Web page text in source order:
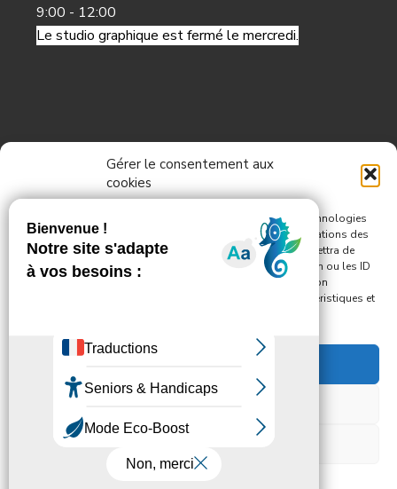
Gérer le consentement aux
cookies
Pour offrir les meilleures expériences, nous utilisons des technologies
telles que les cookies pour stocker et/ou accéder aux informations des
appareils. Le fait de consentir à ces technologies nous permettra de
traiter des données telles que le comportement de navigation ou les ID
uniques sur ce site. Le fait de ne pas consentir ou de retirer son
consentement peut avoir un effet négatif sur certaines caractéristiques et
9:00 - 12:00
Le studio graphique est fermé le mercredi.
Informations
Nous contacter
Politique de confidentialité
Propulsé parWP– Réalisé avec the Thème Customizr